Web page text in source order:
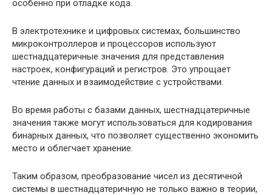
особенно при отладке кода.
В электротехнике и цифровых системах, большинство
микроконтроллеров и процессоров используют
шестнадцатеричные значения для представления
настроек, конфигураций и регистров. Это упрощает
чтение данных и взаимодействие с устройствами.
Во время работы с базами данных, шестнадцатеричные
значения также могут использоваться для кодирования
бинарных данных, что позволяет существенно экономить
место и облегчает хранение.
Таким образом, преобразование чисел из десятичной
системы в шестнадцатеричную не только важно в теории,